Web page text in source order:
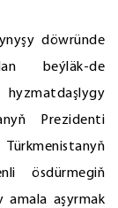
döwründe
beýläk-de
Prezidenti
ösdürmegiň
amala aşyrmak